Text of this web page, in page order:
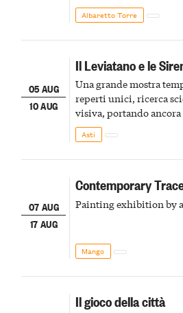
Albaretto Torre
05 AUG
10 AUG
Il Leviatano e le
Una grande mostra
reperti unici, ricerca
visiva, portando
della scena le
Asti
07 AUG
17 AUG
Contemporary
Painting exhibition by
Mango
Il gioco della città